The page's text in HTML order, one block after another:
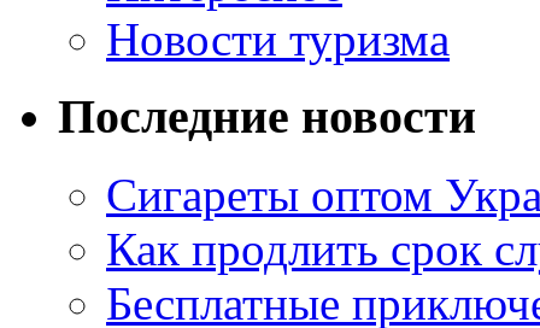
Новости туризма
Последние новости
Сигареты оптом
Как продлить срок
Бесплатные